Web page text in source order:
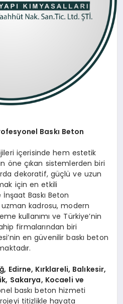
Baskı Beton
içerisinde hem estetik
öne çıkan sistemlerden biri
dekoratif, güçlü ve uzun
için en etkili
Baskı Beton
kadrosu, modern
kullanımı ve Türkiye’nin
firmalarından biri
en güvenilir baskı beton
Edirne, Kırklareli, Balıkesir,
Sakarya, Kocaeli ve
baskı beton hizmeti
titizlikle hayata